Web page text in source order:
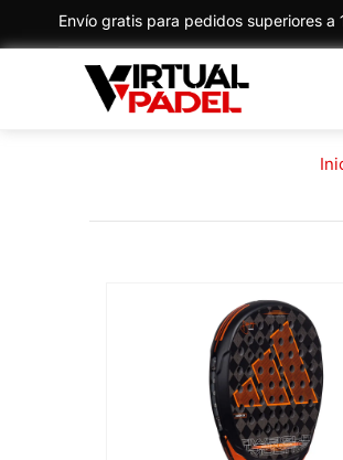
Envío gratis para pedidos superiores a